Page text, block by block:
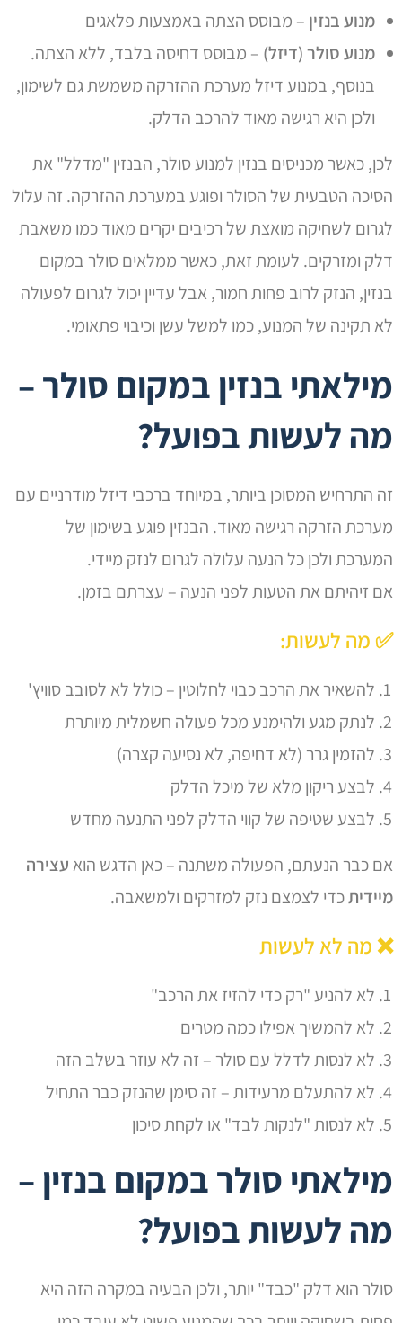
מנוע בנזין – מבוסס הצתה באמצעות פלאגים
מנוע סולר (דיזל) – מבוסס דחיסה בלבד, ללא הצתה.
בנוסף, במנוע דיזל מערכת ההזרקה משמשת גם לשימון,
ולכן היא רגישה מאוד להרכב הדלק.
לכן, כאשר מכניסים בנזין למנוע סולר, הבנזין "מדלל" את
הסיכה הטבעית של הסולר ופוגע במערכת ההזרקה. זה עלול
לגרום לשחיקה מואצת של רכיבים יקרים מאוד כמו משאבת
דלק ומזרקים. לעומת זאת, כאשר ממלאים סולר במקום
בנזין, הנזק לרוב פחות חמור, אבל עדיין יכול לגרום לפעולה
לא תקינה של המנוע, כמו למשל עשן וכיבוי פתאומי.
מילאתי בנזין במקום סולר –
מה לעשות בפועל?
זה התרחיש המסוכן ביותר, במיוחד ברכבי דיזל מודרניים עם
מערכת הזרקה רגישה מאוד. הבנזין פוגע בשימון של
המערכת ולכן כל הנעה עלולה לגרום לנזק מיידי.
אם זיהיתם את הטעות לפני הנעה – עצרתם בזמן.
✅ מה לעשות:
להשאיר את הרכב כבוי לחלוטין – כולל לא לסובב סוויץ'
לנתק מגע ולהימנע מכל פעולה חשמלית מיותרת
להזמין גרר (לא דחיפה, לא נסיעה קצרה)
לבצע ריקון מלא של מיכל הדלק
לבצע שטיפה של קווי הדלק לפני התנעה מחדש
אם כבר הנעתם, הפעולה משתנה – כאן הדגש הואעצירה
מיידיתכדי לצמצם נזק למזרקים ולמשאבה.
❌ מה לא לעשות
לא להניע "רק כדי להזיז את הרכב"
לא להמשיך אפילו כמה מטרים
לא לנסות לדלל עם סולר – זה לא עוזר בשלב הזה
לא להתעלם מרעידות – זה סימן שהנזק כבר התחיל
לא לנסות "לנקות לבד" או לקחת סיכון
מילאתי סולר במקום בנזין –
מה לעשות בפועל?
סולר הוא דלק "כבד" יותר, ולכן הבעיה במקרה הזה היא